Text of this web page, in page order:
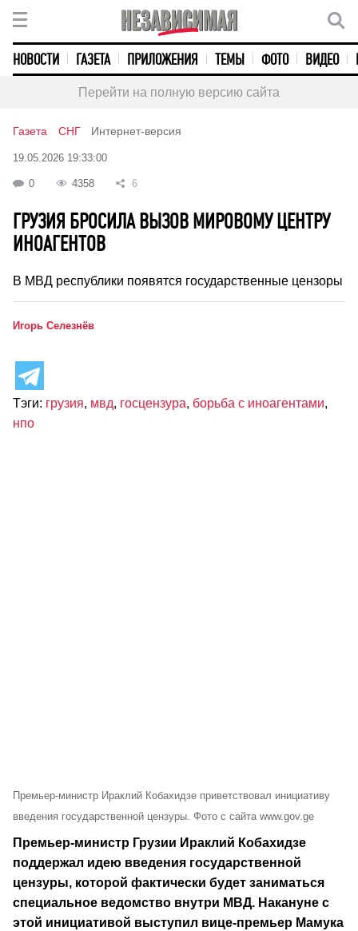
НОВОСТИ ГАЗЕТА ПРИЛОЖЕНИЯ ТЕМЫ ФОТО ВИДЕО
Перейти на полную версию сайта
Газета СНГ Интернет-версия
19.05.2026 19:33:00
0 4358 6
ГРУЗИЯ БРОСИЛА ВЫЗОВ МИРОВОМУ ЦЕНТРУ
ИНОАГЕНТОВ
В МВД республики появятся государственные цензоры
Игорь Селезнёв
Тэги: грузия, мвд, госцензура, борьба с иноагентами,
нпо
Премьер-министр Ираклий Кобахидзе приветствовал инициативу
введения государственной цензуры. Фото с сайта www.gov.ge
Премьер-министр Грузии Ираклий Кобахидзе
поддержал идею введения государственной
цензуры, которой фактически будет заниматься
специальное ведомство внутри МВД. Накануне с
этой инициативой выступил вице-премьер Мамука